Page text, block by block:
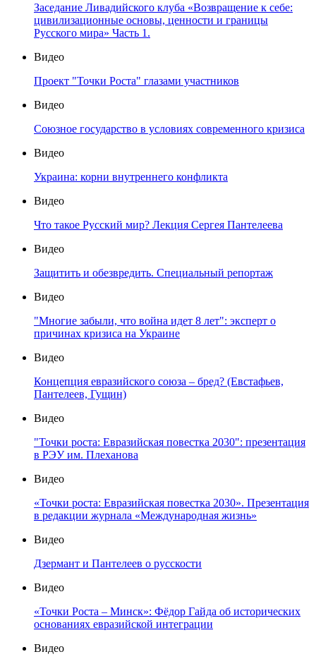
Заседание Ливадийского клуба «Возвращение к себе:
цивилизационные основы, ценности и границы
Русского мира» Часть 1.
Видео
Проект "Точки Роста" глазами участников
Видео
Союзное государство в условиях современного кризиса
Видео
Украина: корни внутреннего конфликта
Видео
Что такое Русский мир? Лекция Сергея Пантелеева
Видео
Защитить и обезвредить. Специальный репортаж
Видео
"Многие забыли, что война идет 8 лет": эксперт о
причинах кризиса на Украине
Видео
Концепция евразийского союза – бред? (Евстафьев,
Пантелеев, Гущин)
Видео
"Точки роста: Евразийская повестка 2030": презентация
в РЭУ им. Плеханова
Видео
«Точки роста: Евразийская повестка 2030». Презентация
в редакции журнала «Международная жизнь»
Видео
Дзермант и Пантелеев о русскости
Видео
«Точки Роста – Минск»: Фёдор Гайда об исторических
основаниях евразийской интеграции
Видео